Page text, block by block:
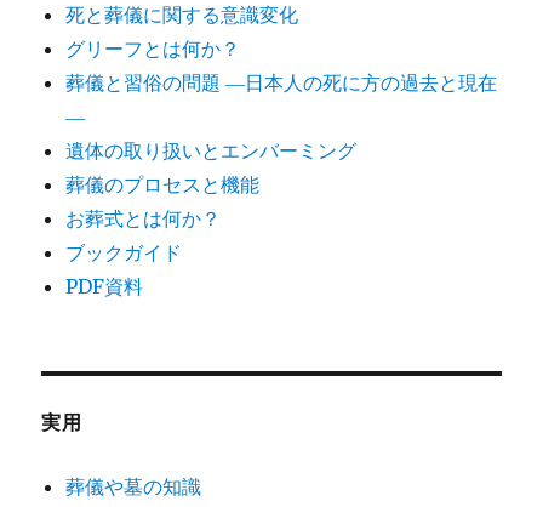
死と葬儀に関する意識変化
グリーフとは何か？
葬儀と習俗の問題 ―日本人の死に方の過去と現在
―
遺体の取り扱いとエンバーミング
葬儀のプロセスと機能
お葬式とは何か？
ブックガイド
PDF資料
実用
葬儀や墓の知識